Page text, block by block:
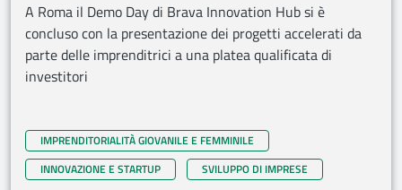
A Roma il Demo Day di Brava Innovation Hub si è
concluso con la presentazione dei progetti accelerati da
parte delle imprenditrici a una platea qualificata di
investitori
IMPRENDITORIALITÀ GIOVANILE E FEMMINILE
INNOVAZIONE E STARTUP
SVILUPPO DI IMPRESE